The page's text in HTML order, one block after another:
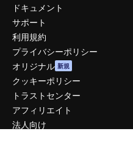
ドキュメント
サポート
利用規約
プライバシーポリシー
オリジナル 新規
クッキーポリシー
トラストセンター
アフィリエイト
法人向け